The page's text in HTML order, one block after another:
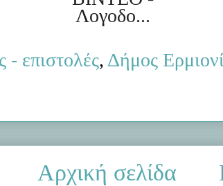
Λογοδο...
επιστολές, Δήμος
Αρχική σελίδα